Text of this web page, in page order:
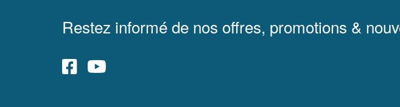
Restez informé de nos offres, promotions &